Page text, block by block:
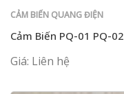
CẢM BIẾN QUANG ĐIỆN
Cảm Biến PQ-01 PQ-02
Giá: Liên hệ